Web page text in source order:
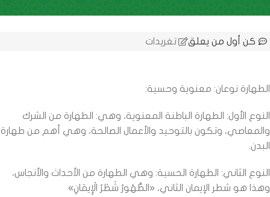
كن أول من يعلق تغريدات
الطهارة نوعان: معنوية وحسية:
النوع الأول: الطهارة الباطنة المعنوية، وهي: الطهارة من الشرك
والمعاصي، وتكون بالتوحيد والأعمال الصالحة، وهي أهم من طهارة
البدن.
النوع الثاني: الطهارة الحسية: وهي الطهارة من الأحداث والأنجاس،
وهذا هو شطر الإيمان الثاني، «الطَّهُورُ شَطْرُ الْإِيمَانِ»